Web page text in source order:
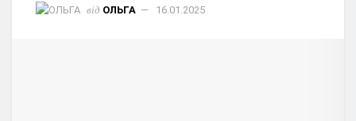
від ОЛЬГА 16.01.2025